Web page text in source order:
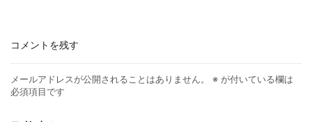
コメントを残す
メールアドレスが公開されることはありません。 ※ が付いている欄は
必須項目です